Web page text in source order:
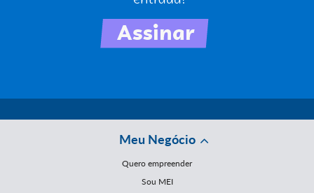
Meu Negócio
Quero empreender
Sou MEI